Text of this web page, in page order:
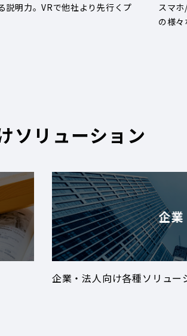
説明力。VRで他社より先行くプ
スマ
の様
ソリューション
企
企業・法人向け各種ソリュー